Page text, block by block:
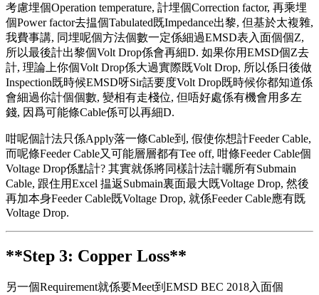
考慮埋個Operation temperature, 計埋個Correction factor, 再乘埋
個Power factor去揾個Tabulated既Impedance出黎, 但基於太複雜,
我費事講, 同埋呢個方法個數一定係細過EMSD表入面個個Z,
所以最後計出黎個Volt Drop係會再細D. 如果你用EMSD個Z去
計, 理論上你個Volt Drop係大過實際既Volt Drop, 所以係日後做
Inspection既時候EMSD呀Sir話要度Volt Drop既時候你都知道係
會細過你計個個數, 變相有走棧位, 但唔好處係有機會用多左
錢, 因爲可能條Cable係可以再細D.
咁呢個計法只係Apply落一條Cable到, 假使你想計Feeder Cable,
而呢條Feeder Cable又可能層層都有Tee off, 咁條Feeder Cable個
Voltage Drop係點計? 其實就係將同樣計法計曬所有Submain
Cable, 跟住用Excel 揾返Submain裏面最大既Voltage Drop, 然後
再加本身Feeder Cable既Voltage Drop, 就係Feeder Cable應有既
Voltage Drop.
**Step 3: Copper Loss**
另一個Requirement就係要Meet到EMSD BEC 2018入面個